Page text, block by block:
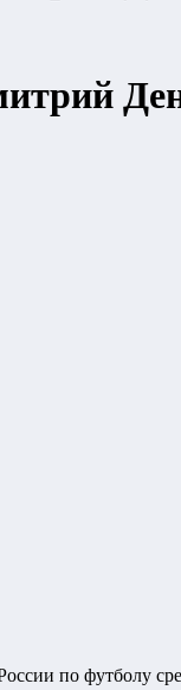
по футболу